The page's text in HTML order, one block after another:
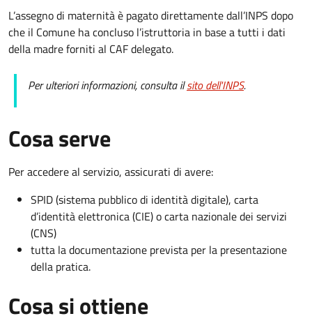
L’assegno di maternità è pagato direttamente dall’INPS dopo
che il Comune ha concluso l’istruttoria in base a tutti i dati
della madre forniti al CAF delegato.
Per ulteriori informazioni, consulta ilsito dell'INPS.
Cosa serve
Per accedere al servizio, assicurati di avere:
SPID (sistema pubblico di identità digitale), carta
d’identità elettronica (CIE) o carta nazionale dei servizi
(CNS)
tutta la documentazione prevista per la presentazione
della pratica.
Cosa si ottiene